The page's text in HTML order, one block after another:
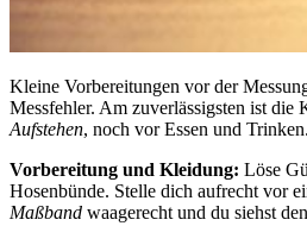
Kleine Vorbereitungen vor der
Messfehler. Am zuverlässigsten ist die
Aufstehen, noch vor Essen und Trinken.
Vorbereitung und Kleidung: Löse
Hosenbünde. Stelle dich aufrecht vor
Maßband waagerecht und du siehst